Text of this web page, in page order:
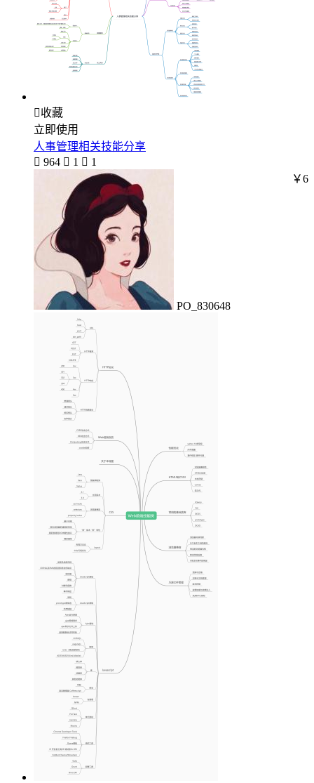
收藏
立即使用
人事管理相关技能分享
 964  1  1
PO_830648
￥6